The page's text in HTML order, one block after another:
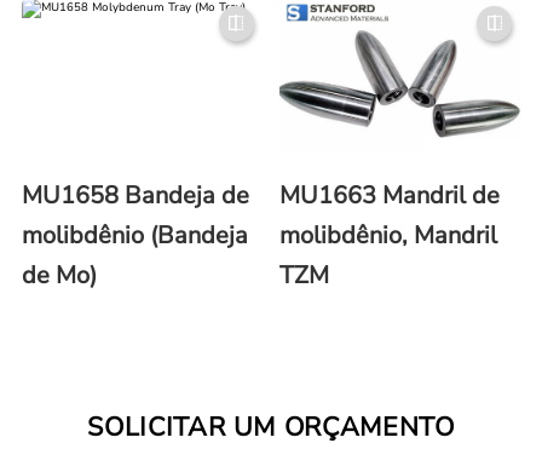
MU1658 Bandeja de
molibdênio (Bandeja
de Mo)
MU1663 Mandril de
molibdênio, Mandril
TZM
SOLICITAR UM ORÇAMENTO